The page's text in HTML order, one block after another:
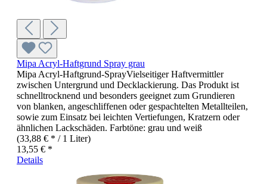
Mipa Acryl-Haftgrund Spray grau
Mipa Acryl-Haftgrund-SprayVielseitiger Haftvermittler
zwischen Untergrund und Decklackierung. Das Produkt ist
schnelltrocknend und besonders geeignet zum Grundieren
von blanken, angeschliffenen oder gespachtelten Metallteilen,
sowie zum Einsatz bei leichten Vertiefungen, Kratzern oder
ähnlichen Lackschäden. Farbtöne: grau und weiß
(33,88 € * / 1 Liter)
13,55 € *
Details